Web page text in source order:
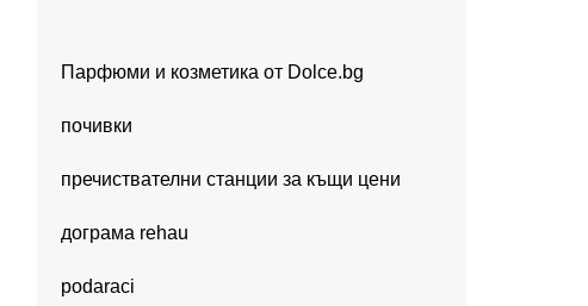
Парфюми и козметика от Dolce.bg
почивки
пречиствателни станции за къщи цени
дограма rehau
podaraci